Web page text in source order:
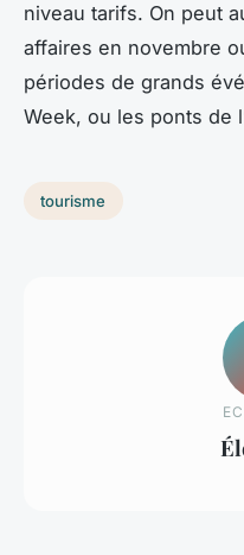
niveau tarifs. On peut
affaires en novembre
périodes de grands
Week, ou les ponts de
tourisme